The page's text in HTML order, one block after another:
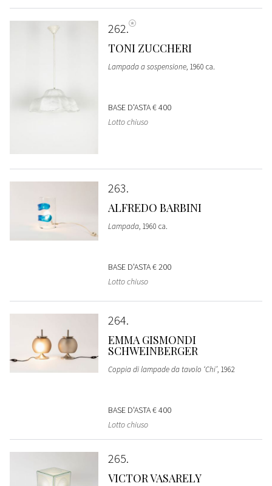
262
TONI ZUCCHERI
Lampada a sospensione, 1960 ca.
BASE D'ASTA€ 400
Lotto chiuso
263
ALFREDO BARBINI
Lampada, 1960 ca.
BASE D'ASTA€ 200
Lotto chiuso
264
EMMA GISMONDI
SCHWEINBERGER
Coppia di lampade da tavolo ‘Chi’, 1962
BASE D'ASTA€ 400
Lotto chiuso
265
VICTOR VASARELY